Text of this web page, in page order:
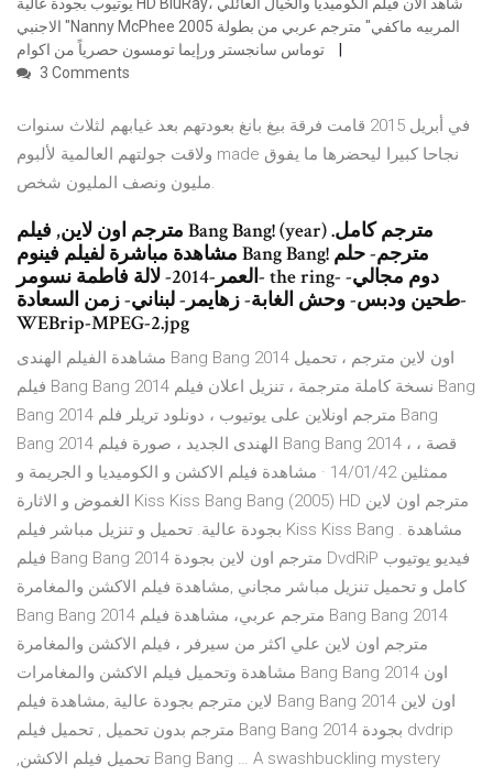
يوتيوب بجودة عالية HD BluRay، شاهد الان فيلم الكوميديا والخيال العائلي
الاجنبي "Nanny McPhee 2005 المربيه ماكفي" مترجم عربي من بطولة
3 Comments
في أبريل 2015 قامت فرقة بيغ بانغ بعودتهم بعد غيابهم لثلاث سنوات
ولاقت جولتهم العالمية لألبوم made نجاحا كبيرا ليحضرها ما يفوق
مليون ونصف المليون شخص.
مترجم اون لاين, فيلم Bang Bang! (year) مترجم كامل.
مشاهدة مباشرة لفيلم فينوم Bang Bang! مترجم- حلم
العمر-2014- لالة فاطمة نسومر- the ring- دوم مجالي-
طحين ودبس- وحش الغابة- زهايمر- لبناني- زمن السعادة-
WEBrip-MPEG-2.jpg
مشاهدة الفيلم الهندى Bang Bang 2014 اون لاين مترجم ، تحميل
فيلم Bang Bang 2014 نسخة كاملة مترجمة ، تنزيل اعلان فيلم Bang
Bang 2014 مترجم اونلاين على يوتيوب ، دونلود تريلر فلم Bang
Bang 2014 الهندى الجديد ، صورة فيلم Bang Bang 2014 ، قصة ،
ممثلين 14/01/42 · مشاهدة فيلم الاكشن و الكوميديا و الجريمة و
الغموض و الاثارة Kiss Kiss Bang Bang (2005) HD مترجم اون لاين
بجودة عالية. تحميل و تنزيل مباشر فيلم Kiss Kiss Bang . مشاهدة
فيلم Bang Bang 2014 مترجم اون لاين بجودة DvdRiP فيديو يوتيوب
كامل و تحميل تنزيل مباشر مجاني ,مشاهدة فيلم الاكشن والمغامرة
Bang Bang 2014 مترجم عربي، مشاهدة فيلم Bang Bang 2014
مترجم اون لاين علي اكثر من سيرفر ، فيلم الاكشن والمغامرة
مشاهدة وتحميل فيلم الاكشن والمغامرات Bang Bang 2014 اون
لاين مترجم بجودة عالية ,مشاهدة فيلم Bang Bang 2014 اون لاين
مترجم بدون تحميل , تحميل فيلم Bang Bang 2014 بجودة dvdrip
,تحميل فيلم الاكشن Bang Bang … A swashbuckling mystery